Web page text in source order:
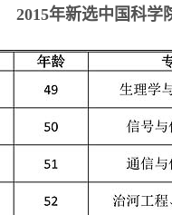
2015年新选中国科学